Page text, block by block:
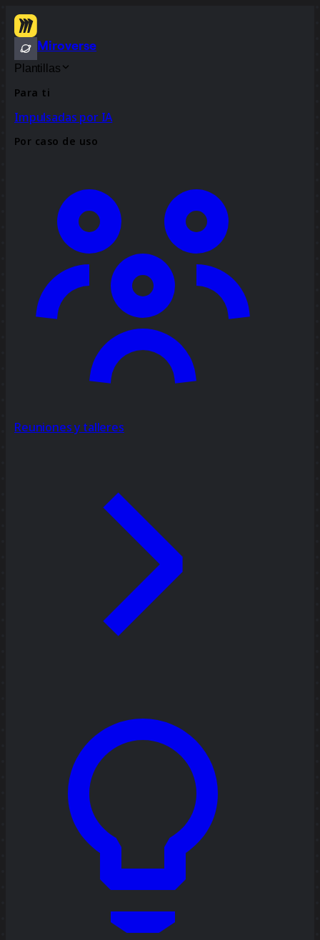
Miroverse
Plantillas
Para ti
Impulsadas por IA
Por caso de uso
Reuniones y talleres